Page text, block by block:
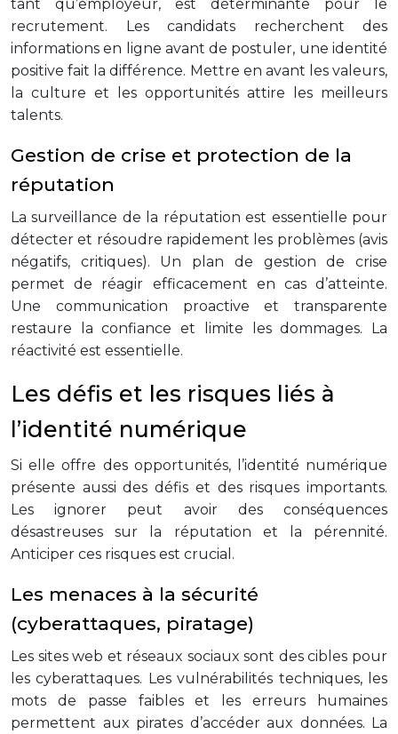
tant qu’employeur, est déterminante pour le
recrutement. Les candidats recherchent des
informations en ligne avant de postuler, une identité
positive fait la différence. Mettre en avant les valeurs,
la culture et les opportunités attire les meilleurs
talents.
Gestion de crise et protection de la
réputation
La surveillance de la réputation est essentielle pour
détecter et résoudre rapidement les problèmes (avis
négatifs, critiques). Un plan de gestion de crise
permet de réagir efficacement en cas d’atteinte.
Une communication proactive et transparente
restaure la confiance et limite les dommages. La
réactivité est essentielle.
Les défis et les risques liés à
l’identité numérique
Si elle offre des opportunités, l’identité numérique
présente aussi des défis et des risques importants.
Les ignorer peut avoir des conséquences
désastreuses sur la réputation et la pérennité.
Anticiper ces risques est crucial.
Les menaces à la sécurité
(cyberattaques, piratage)
Les sites web et réseaux sociaux sont des cibles pour
les cyberattaques. Les vulnérabilités techniques, les
mots de passe faibles et les erreurs humaines
permettent aux pirates d’accéder aux données. La